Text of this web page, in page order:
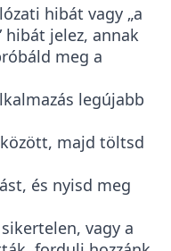
hibát vagy „a
hibát jelez, annak
meg a
legújabb
majd töltsd
és nyisd meg
vagy a